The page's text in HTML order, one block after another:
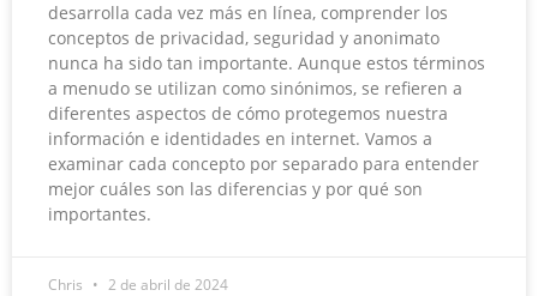
desarrolla cada vez más en línea, comprender los
conceptos de privacidad, seguridad y anonimato
nunca ha sido tan importante. Aunque estos términos
a menudo se utilizan como sinónimos, se refieren a
diferentes aspectos de cómo protegemos nuestra
información e identidades en internet. Vamos a
examinar cada concepto por separado para entender
mejor cuáles son las diferencias y por qué son
importantes.
Chris 2 de abril de 2024